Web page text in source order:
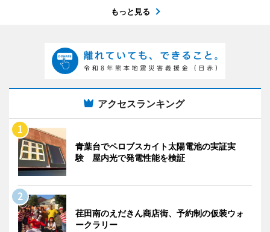
もっと見る
アクセスランキング
青葉台でペロブスカイト太陽電池の実証実
験 屋内光で発電性能を検証
荏田南のえだきん商店街、予約制の仮装ウォ
ークラリー